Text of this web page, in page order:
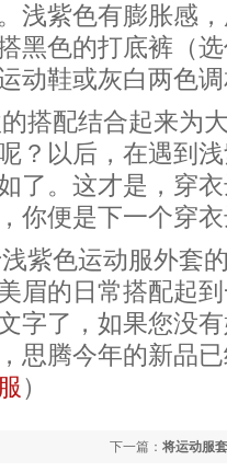
浅紫色有膨胀感
黑色的打底裤（
动鞋或灰白两色
搭配结合起来为
？以后，在遇到
了。这才是，穿
你便是下一个穿
紫色运动服外套
眉的日常搭配起
字了，如果您没
思腾今年的新品
）
下一篇： 将运动服